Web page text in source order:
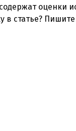
содержат оценки
в статье? Пишите